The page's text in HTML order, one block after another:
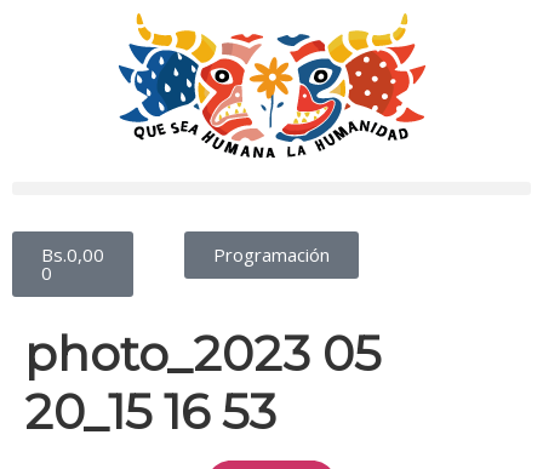
Programación
Bs.0,00
0
photo_2023 05
20_15 16 53